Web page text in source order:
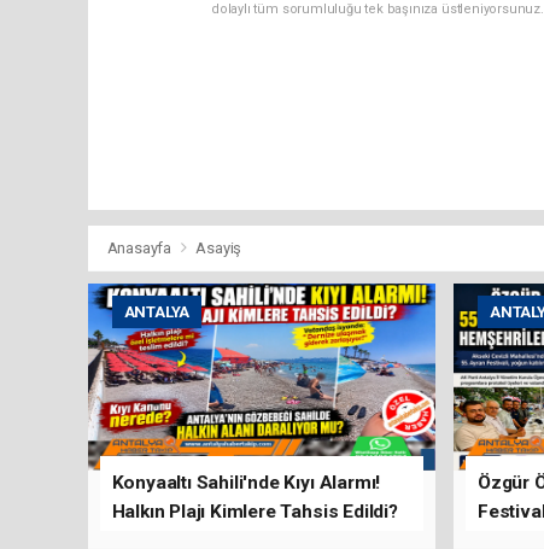
dolaylı tüm sorumluluğu tek başınıza
Anasayfa Asayiş
ANTALYA
Konyaaltı Sahili'nde Kıyı Alarmı!
Halkın Plajı Kimlere Tahsis Edildi?
Özgür